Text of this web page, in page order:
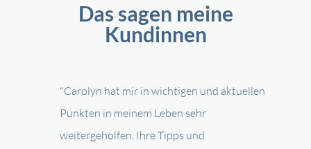
Das sagen meine
Kundinnen
"Carolyn hat mir in wichtigen und aktuellen
Punkten in meinem Leben sehr
weitergeholfen. Ihre Tipps und